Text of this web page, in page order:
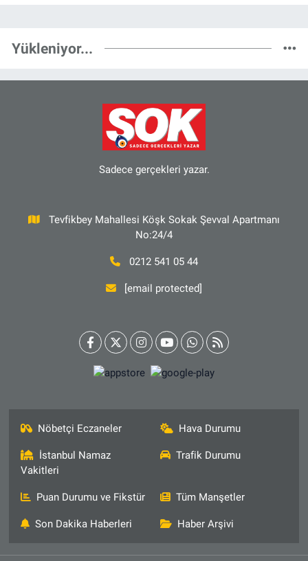
Yükleniyor...
Sadece gerçekleri yazar.
Tevfikbey Mahallesi Köşk Sokak Şevval Apartmanı
No:24/4
0212 541 05 44
[email protected]
Nöbetçi Eczaneler Hava Durumu
İstanbul Namaz
Vakitleri
Trafik Durumu
Puan Durumu ve Fikstür Tüm Manşetler
Son Dakika Haberleri Haber Arşivi